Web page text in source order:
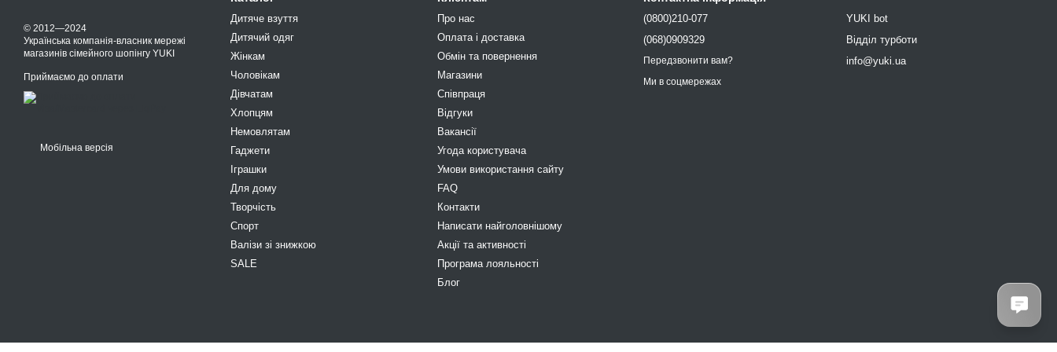
© 2012—2024
Українська компанія-власник мережі
магазинів сімейного шопінгу YUKI
Приймаємо до оплати
Мобільна версія
Дитяче взуття
Дитячий одяг
Жінкам
Чоловікам
Дівчатам
Хлопцям
Немовлятам
Гаджети
Іграшки
Для дому
Творчість
Спорт
Валізи зі знижкою
SALE
Про нас
Оплата і доставка
Обмін та повернення
Магазини
Співпраця
Відгуки
Вакансії
Угода користувача
Умови використання сайту
FAQ
Контакти
Написати найголовнішому
Акції та активності
Програма лояльності
Блог
(0800)210-077
(068)0909329
Передзвонити вам?
YUKI bot
Відділ турботи
info@yuki.ua
Ми в соцмережах